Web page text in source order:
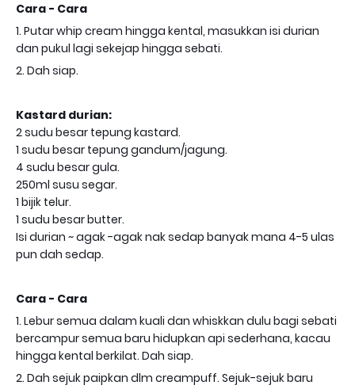
Cara - Cara
1. Putar whip cream hingga kental, masukkan isi durian
dan pukul lagi sekejap hingga sebati.
2. Dah siap.
Kastard durian:
2 sudu besar tepung kastard.
1 sudu besar tepung gandum/jagung.
4 sudu besar gula.
250ml susu segar.
1 bijik telur.
1 sudu besar butter.
Isi durian ~ agak -agak nak sedap banyak mana 4-5 ulas
pun dah sedap.
Cara - Cara
1. Lebur semua dalam kuali dan whiskkan dulu bagi sebati
bercampur semua baru hidupkan api sederhana, kacau
hingga kental berkilat. Dah siap.
2. Dah sejuk paipkan dlm creampuff. Sejuk-sejuk baru